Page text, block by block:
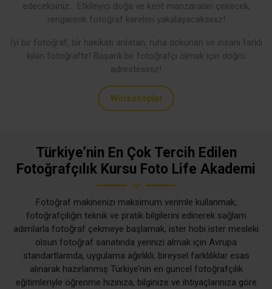
edeceksiniz… Etkileyici doğa ve kent manzaraları çekecek,
rengarenk fotoğraf kareleri yakalayacaksınız!
İyi bir fotoğraf, bir hakikati anlatan, ruha dokunan ve insanı farklı
kılan fotoğraftır! Başarılı bir fotoğrafçı olmak için doğru
adrestesiniz!
Workshoplar
Türkiye’nin En Çok Tercih Edilen
Fotoğrafçılık Kursu Foto Life Akademi
Fotoğraf makinenizi maksimum verimle kullanmak,
fotoğrafçılığın teknik ve pratik bilgilerini edinerek sağlam
adımlarla fotoğraf çekmeye başlamak, ister hobi ister mesleki
olsun fotoğraf sanatında yerinizi almak için Avrupa
standartlarında, uygulama ağırlıklı, bireysel farklılıklar esas
alınarak hazırlanmış Türkiye’nin en güncel fotoğrafçılık
eğitimleriyle öğrenme hızınıza, bilginize ve ihtiyaçlarınıza göre